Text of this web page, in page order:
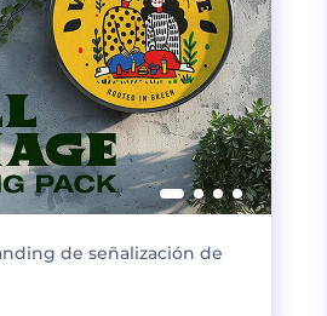
de señalización de